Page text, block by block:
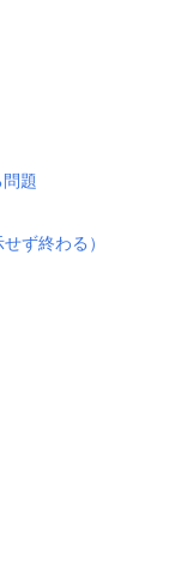
題
ず終わる）